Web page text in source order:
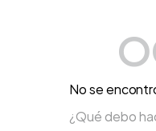
No se
¿Qué debo